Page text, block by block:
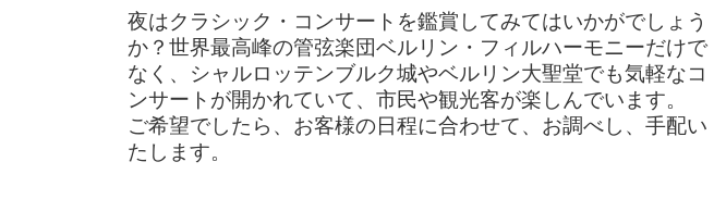
夜はクラシック・コンサートを鑑賞してみてはいかがでしょう
か？世界最高峰の管弦楽団ベルリン・フィルハーモニーだけで
なく、シャルロッテンブルク城やベルリン大聖堂でも気軽なコ
ンサートが開かれていて、市民や観光客が楽しんでいます。
ご希望でしたら、お客様の日程に合わせて、お調べし、手配い
たします。